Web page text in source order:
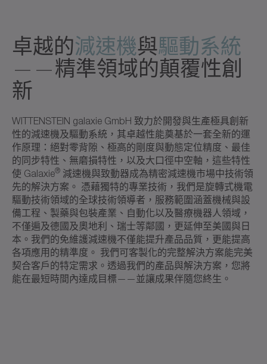
卓越的減速機與驅動系統
——精準領域的顛覆性創
新
WITTENSTEIN galaxie GmbH 致力於開發與生產極具創新
性的減速機及驅動系統，其卓越性能奠基於一套全新的運
作原理：絕對零背隙、極高的剛度與動態定位精度、最佳
的同步特性、無磨損特性，以及大口徑中空軸，這些特性
使 Galaxie® 減速機與致動器成為精密減速機市場中技術領
先的解決方案。 憑藉獨特的專業技術，我們是旋轉式機電
驅動技術領域的全球技術領導者，服務範圍涵蓋機械與設
備工程、製藥與包裝產業、自動化以及醫療機器人領域，
不僅遍及德國及奧地利、瑞士等鄰國，更延伸至美國與日
本。我們的免維護減速機不僅能提升產品品質，更能提高
各項應用的精準度。 我們可客製化的完整解決方案能完美
契合客戶的特定需求。透過我們的產品與解決方案，您將
能在最短時間內達成目標——並讓成果伴隨您終生。